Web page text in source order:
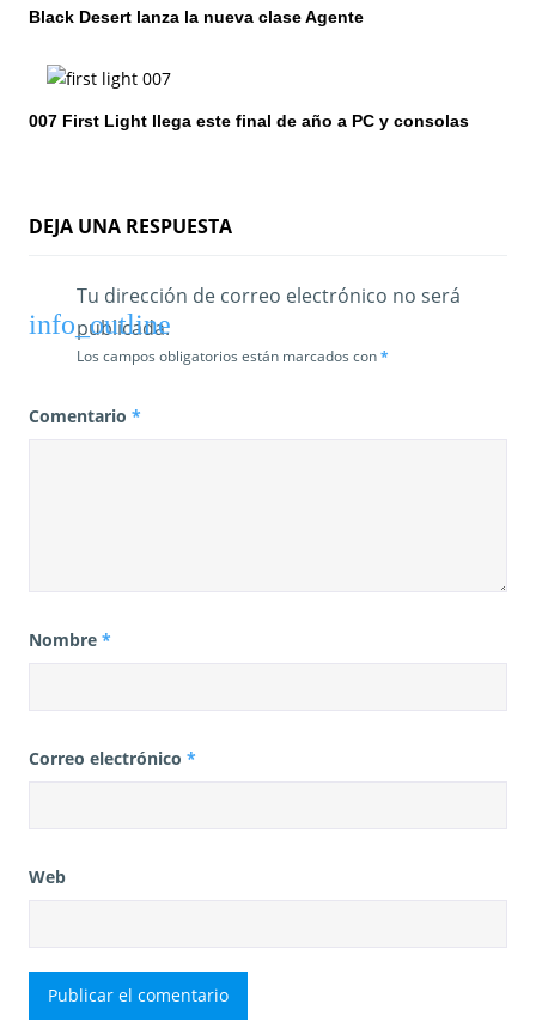
r
d
s
Black Desert lanza la nueva clase Agente
007 First Light llega este final de año a PC y consolas
DEJA UNA RESPUESTA
Tu dirección de correo electrónico no será
publicada.
Los campos obligatorios están marcados con*
Comentario *
Nombre *
Correo electrónico *
Web